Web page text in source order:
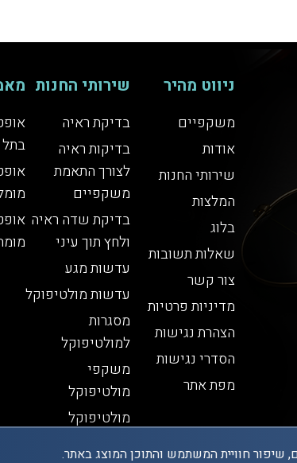
ניווט מהיר
משקפיים
אודות
שירותי החנות
המלצות
בלוג
שאלות תשובות
צור קשר
מדיניות פרטיות
הצהרת נגישות
הסדרי נגישות
מפת אתר
שירותי החנות
בדיקת ראיה
בדיקות ראיה
לצורך התאמת
משקפיים
בדיקת שדה ראיה
ולחץ תוך עיני
עדשות מגע
עדשות מולטיפוקל
מסגרות
למולטיפוקל
משקפי
מולטיפוקל
מולטיפוקל
שיפור חוויית המשתמש והתוכן המוצג באתר.